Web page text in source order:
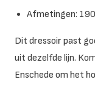
Afmetingen:
Dit dressoir past
uit dezelfde lijn.
Enschede om het